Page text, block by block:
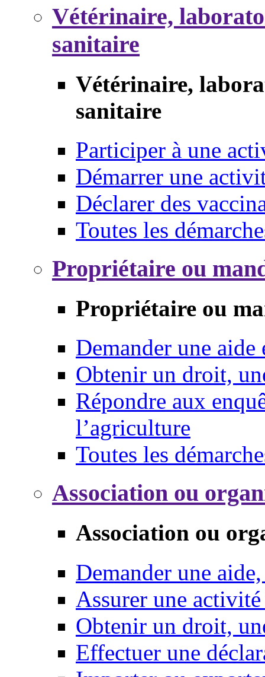
Vétérinaire,
sanitaire
Vétérinaire,
sanitaire
Participer à une
Démarrer une
Déclarer des
Toutes les
Propriétaire ou
Propriétaire ou
Demander une aide
Obtenir un droit,
Répondre aux
l’agriculture
Toutes les
Association ou
Association ou
Demander une
Assurer une
Obtenir un droit,
Effectuer une